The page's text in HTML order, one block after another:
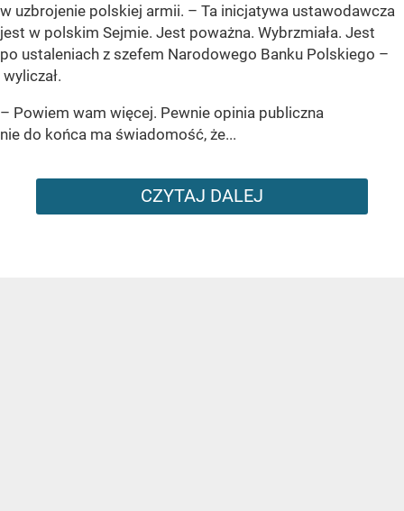
w uzbrojenie polskiej armii. – Ta inicjatywa ustawodawcza
jest w polskim Sejmie. Jest poważna. Wybrzmiała. Jest
po ustaleniach z szefem Narodowego Banku Polskiego –
wyliczał.
– Powiem wam więcej. Pewnie opinia publiczna
nie do końca ma świadomość, że...
CZYTAJ DALEJ